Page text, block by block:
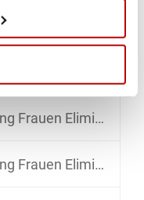
Elimination Relay 1
Elimination Relay 2
Elimination